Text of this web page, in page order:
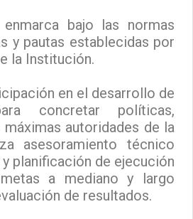
bajo las normas
y pautas establecidas por
la Institución.
en el desarrollo de
concretar políticas,
máximas autoridades de la
asesoramiento técnico
planificación de ejecución
a mediano y largo
de resultados.